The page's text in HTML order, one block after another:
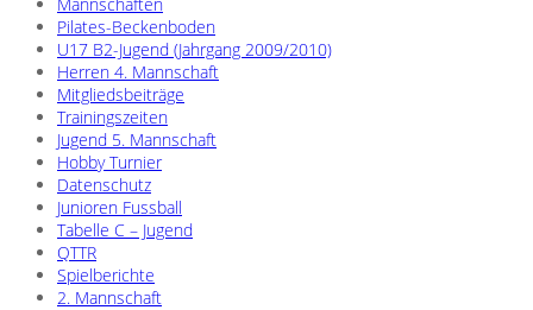
Pilates-Beckenboden
U17 B2-Jugend (Jahrgang 2009/2010)
Herren 4. Mannschaft
Mitgliedsbeiträge
Trainingszeiten
Jugend 5. Mannschaft
Hobby Turnier
Datenschutz
Junioren Fussball
Tabelle C – Jugend
QTTR
Spielberichte
2. Mannschaft